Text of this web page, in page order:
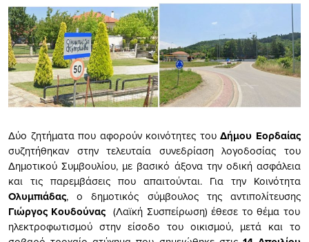
Δύο ζητήματα που αφορούν κοινότητες τουΔήμου Εορδαίας
συζητήθηκαν στην τελευταία συνεδρίαση λογοδοσίας του
Δημοτικού Συμβουλίου, με βασικό άξονα την οδική ασφάλεια
και τις παρεμβάσεις που απαιτούνται. Για την Κοινότητα
Ολυμπιάδας, ο δημοτικός σύμβουλος της αντιπολίτευσης
Γιώργος Κουδούνας (Λαϊκή Συσπείρωση) έθεσε το θέμα του
ηλεκτροφωτισμού στην είσοδο του οικισμού, μετά και το